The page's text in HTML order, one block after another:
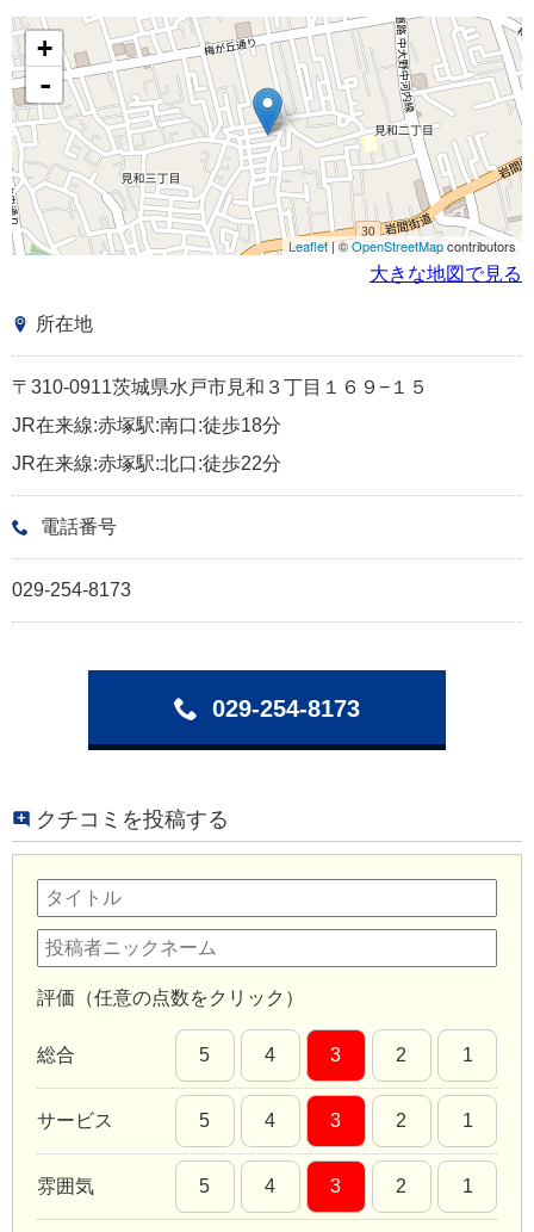
+
-
Leaflet| ©OpenStreetMapcontributors
大きな地図で見る
所在地
〒310-0911茨城県水戸市見和３丁目１６９−１５
JR在来線:赤塚駅:南口:徒歩18分
JR在来線:赤塚駅:北口:徒歩22分
電話番号
029-254-8173
029-254-8173
クチコミを投稿する
評価（任意の点数をクリック）
総合 5 4 3 2 1
サービス 5 4 3 2 1
雰囲気 5 4 3 2 1